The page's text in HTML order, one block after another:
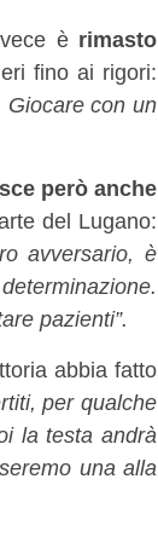
è rimasto
fino ai rigori:
Giocare con un
però anche
del Lugano:
avversario, è
pazienti”.
abbia fatto
per qualche
la testa andrà
una alla